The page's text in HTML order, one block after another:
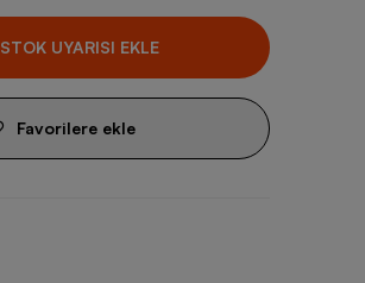
STOK UYARISI EKLE
Favorilere ekle